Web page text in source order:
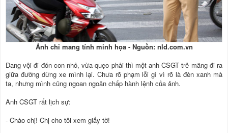
Ảnh chỉ mang tính minh họa - Nguồn: nld.com.vn
Đang vội đi đón con nhỏ, vừa quẹo phải thì một anh CSGT trẻ măng đi ra
giữa đường dừng xe mình lại. Chưa rõ phạm lỗi gì vì rõ là đèn xanh mà
ta, nhưng mình cũng ngoan ngoãn chấp hành lệnh của ảnh.
Anh CSGT rất lịch sự:
- Chào chị! Chị cho tôi xem giấy tờ!